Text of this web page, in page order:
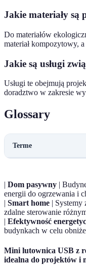
Jakie materiały są
Do materiałów
materiał kompozytowy,
Jakie są usługi
Usługi te obejmują
doradztwo w zakresie
Glossary
Terme
| Dom pasywny |
energii do ogrzewania i
| Smart home | Systemy
zdalne sterowanie
| Efektywność
budynkach w celu
Mini lutownica USB z
idealna do projektów i